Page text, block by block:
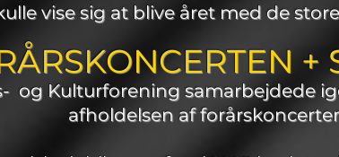
vise sig at blive året med de
og Kulturforening samarbejdede
afholdelsen af